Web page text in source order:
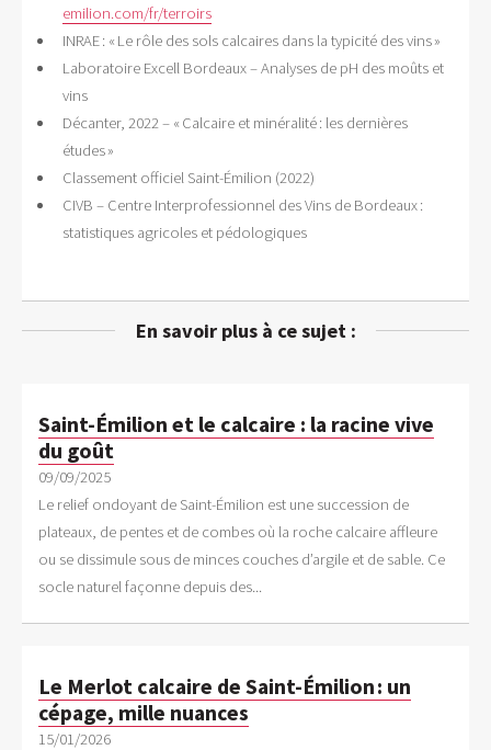
emilion.com/fr/terroirs
INRAE : « Le rôle des sols calcaires dans la typicité des vins »
Laboratoire Excell Bordeaux – Analyses de pH des moûts et
vins
Décanter, 2022 – « Calcaire et minéralité : les dernières
études »
Classement officiel Saint-Émilion (2022)
CIVB – Centre Interprofessionnel des Vins de Bordeaux :
statistiques agricoles et pédologiques
En savoir plus à ce sujet :
Saint-Émilion et le calcaire : la racine vive
du goût
09/09/2025
Le relief ondoyant de Saint-Émilion est une succession de
plateaux, de pentes et de combes où la roche calcaire affleure
ou se dissimule sous de minces couches d’argile et de sable. Ce
socle naturel façonne depuis des...
Le Merlot calcaire de Saint-Émilion : un
cépage, mille nuances
15/01/2026